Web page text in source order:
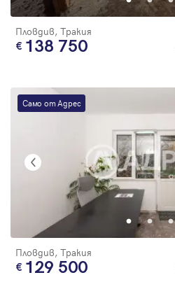
Пловдив, Тракия
138 750
Само от Адрес
Пловдив, Тракия
129 500